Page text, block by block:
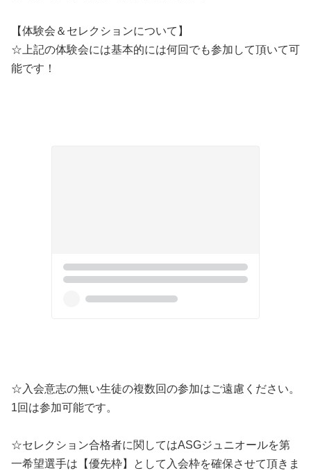
【体験会＆セレクションについて】
☆上記の体験会には基本的には何回でも参加して頂いて可
能です！
☆入会意志の無い生徒の複数回の参加はご遠慮ください。
1回は参加可能です。
☆セレクション合格者に関してはASGジュニオールを第
一希望選手は【優先枠】として入会枠を確保させて頂きま